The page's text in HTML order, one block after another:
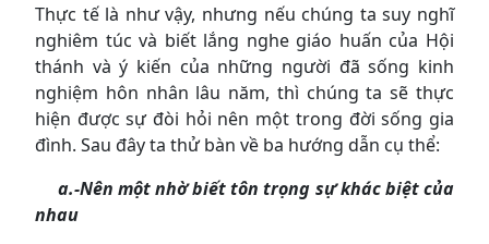
Thực tế là như vậy, nhưng nếu chúng ta suy nghĩ
nghiêm túc và biết lắng nghe giáo huấn của Hội
thánh và ý kiến của những người đã sống kinh
nghiệm hôn nhân lâu năm, thì chúng ta sẽ thực
hiện được sự đòi hỏi nên một trong đời sống gia
đình. Sau đây ta thử bàn về ba hướng dẫn cụ thể:
a.-Nên một nhờ biết tôn trọng sự khác biệt của
nhau